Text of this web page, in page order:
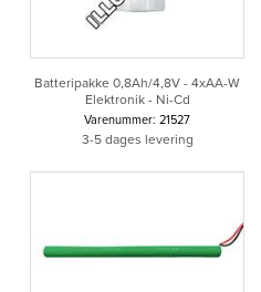
Batteripakke 0,8Ah/4,8V - 4xAA-W
Elektronik - Ni-Cd
Varenummer: 21527
3-5 dages levering